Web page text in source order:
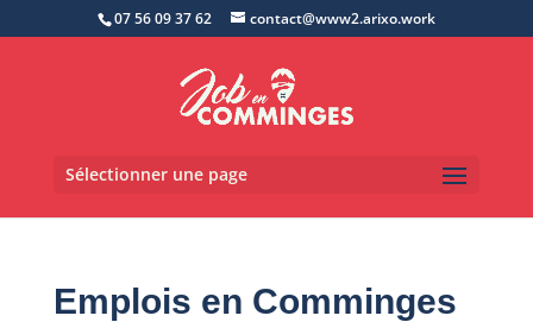
07 56 09 37 62 contact@www2.arixo.work
Sélectionner une page
Emplois en Comminges